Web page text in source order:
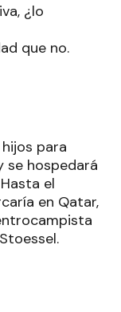
¿lo
que no.
para
se hospedará
el
en Qatar,